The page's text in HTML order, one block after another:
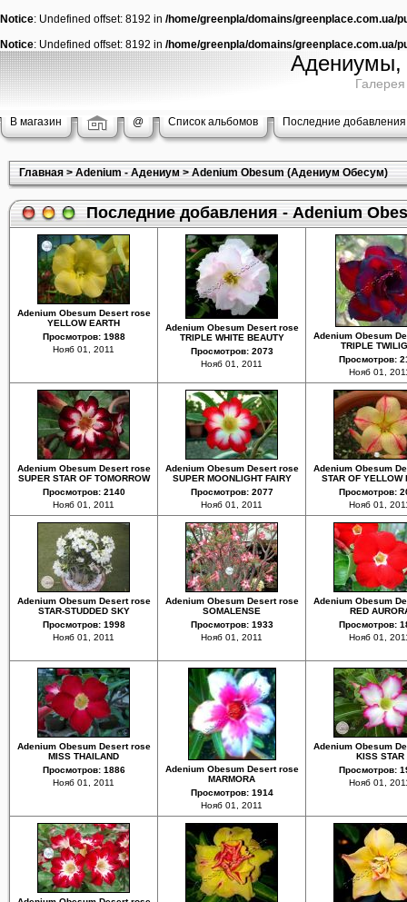
Notice: Undefined offset: 8192 in /home/greenpla/domains/greenplace.com.ua/
Notice: Undefined offset: 8192 in /home/greenpla/domains/greenplace.com.ua/
Адениумы,
В магазин @ Список альбомов Последние добавления
Главная>Adenium - Адениум>Adenium Obesum (Адениум Обесум)
Последние добавления - Adenium
Adenium Obesum Desert rose
YELLOW EARTH
Просмотров: 1988
Нояб 01, 2011
Adenium Obesum Desert rose
TRIPLE WHITE BEAUTY
Просмотров: 2073
Нояб 01, 2011
Adenium Obesum
TRIPLE
Просмотров:
Нояб 01,
Adenium Obesum Desert rose
SUPER STAR OF TOMORROW
Просмотров: 2140
Нояб 01, 2011
Adenium Obesum Desert rose
SUPER MOONLIGHT FAIRY
Просмотров: 2077
Нояб 01, 2011
Adenium Obesum
STAR OF YELLOW
Просмотров:
Нояб 01,
Adenium Obesum Desert rose
STAR-STUDDED SKY
Просмотров: 1998
Нояб 01, 2011
Adenium Obesum Desert rose
SOMALENSE
Просмотров: 1933
Нояб 01, 2011
Adenium Obesum
RED
Просмотров:
Нояб 01,
Adenium Obesum Desert rose
MISS THAILAND
Просмотров: 1886
Нояб 01, 2011
Adenium Obesum Desert rose
MARMORA
Просмотров: 1914
Нояб 01, 2011
Adenium Obesum
KISS STAR
Просмотров:
Нояб 01,